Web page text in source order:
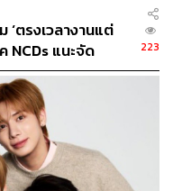
ตรงเวลางานแต่
NCDs แนะจัด
223